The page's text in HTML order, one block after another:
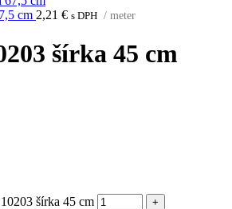
cm 2,21 € s DPH / meter
šírka 45 cm
šírka 45 cm